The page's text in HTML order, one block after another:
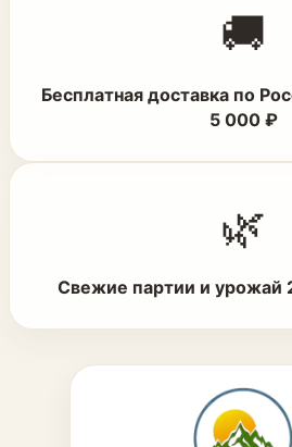
🚚
Бесплатная доставка по
5 000 ₽
🌿
Свежие партии и урожай